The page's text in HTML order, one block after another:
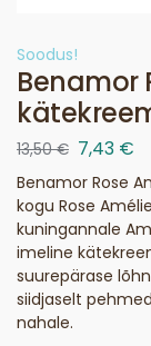
Soodus!
Benamor
13,50€ 7,43 €
Benamor Rose
kogu Rose
kuningannale
imeline
suurepärase
siidjaselt
nahale.